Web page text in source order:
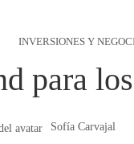
INVERSIONES Y
para
Sofía Carvajal